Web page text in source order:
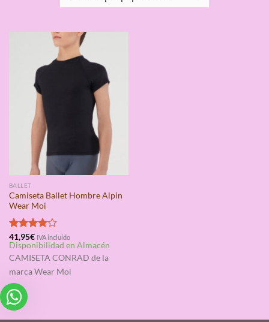
BALLET
Camiseta Ballet Hombre Alpin
Wear Moi
Valorado
con4.00
de 5
41,95€ IVA incluido
Disponibilidad en Almacén
CAMISETA CONRAD de la
marca Wear Moi